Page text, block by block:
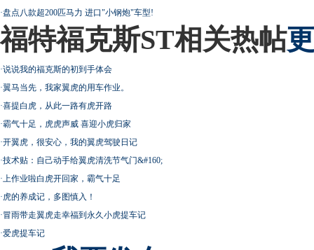
·盘点八款超200匹马力 进口"小钢炮"车型!
福特福克斯ST相关热帖
·说说我的福克斯的初到手体会
·翼马当先，我家翼虎的用车作业。
·喜提白虎，从此一路有虎开路
·霸气十足，虎虎声威 喜迎小虎归家
·开翼虎，很安心，我的翼虎驾驶日记
·技术贴：自己动手给翼虎清洗节气门&#160;
· 上作业啦白虎开回家，霸气十足
·虎的养成记，多图慎入！
·冒雨带走翼虎走幸福到永久小虎提车记
·爱虎提车记